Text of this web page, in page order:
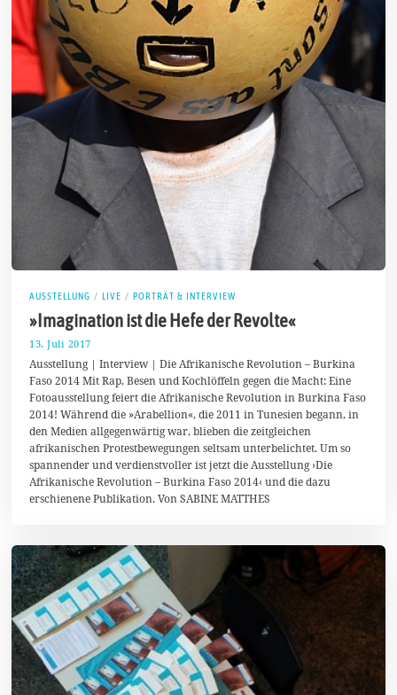
AUSSTELLUNG / LIVE / PORTRÄT & INTERVIEW
»Imagination ist die Hefe der Revolte«
13. Juli 2017
0
.
A
u
g
s
t
2
0
1
7
Ausstellung | Interview | Die Afrikanische Revolution – Burkina
Faso 2014 Mit Rap, Besen und Kochlöffeln gegen die Macht: Eine
Fotoausstellung feiert die Afrikanische Revolution in Burkina Faso
2014! Während die »Arabellion«, die 2011 in Tunesien begann, in
den Medien allgegenwärtig war, blieben die zeitgleichen
afrikanischen Protestbewegungen seltsam unterbelichtet. Um so
spannender und verdienstvoller ist jetzt die Ausstellung ›Die
Afrikanische Revolution – Burkina Faso 2014‹ und die dazu
erschienene Publikation. Von SABINE MATTHES